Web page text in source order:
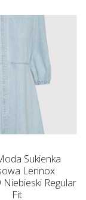
Sukienka
Lennox
Regular
Fit